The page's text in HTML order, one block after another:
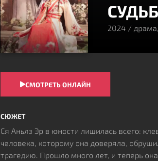
2024 /
СМОТРЕТЬ ОНЛАЙН
СЮЖЕТ
Ся Аньлэ Эр в юности лишилась всего:
человека, которому она доверяла,
трагедию. Прошло много лет, и теперь